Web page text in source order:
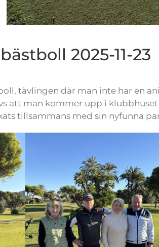
2025-11-23
tävlingen där man inte har en
att man kommer upp i
tillsammans med sin nyfunna